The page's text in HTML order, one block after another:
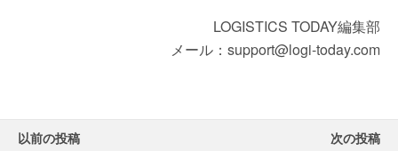
LOGISTICS TODAY編集部
メール：support@logi-today.com
以前の投稿 次の投稿